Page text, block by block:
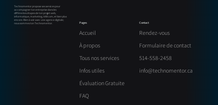
entreprises au Québec
Pages
Accueil
À propos
Tous nos services
Infos utiles
Évaluation Gratuite
FAQ
Contact
Rendez-vous
Formulaire de contact
514-558-2458
info@technomentor.ca
Technomentor propose ses services pour
accompagner ton entreprise dans les
différentes étapes de ton projet web,
informatique, marketing, télécom, et bien plus
encore. Rien à voir avec une agence digitale;
nous sommes ton Technomentor.